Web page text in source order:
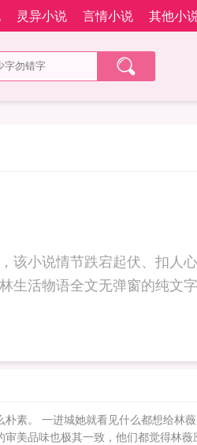
灵异小说 言情小说 其他小
该小说情节跌宕起伏、扣人
语全文无弹窗的纯文字在线阅读
素。 一进城她就看见什么都想给林
美品味也极其一致，他们都觉得林